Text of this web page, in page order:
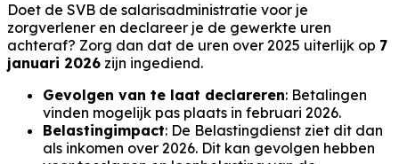
Doet de SVB de salarisadministratie voor je
zorgverlener en declareer je de gewerkte uren
achteraf? Zorg dan dat de uren over 2025 uiterlijk op 7
januari 2026 zijn ingediend.
Gevolgen van te laat declareren: Betalingen
vinden mogelijk pas plaats in februari 2026.
Belastingimpact: De Belastingdienst ziet dit dan
als inkomen over 2026. Dit kan gevolgen hebben